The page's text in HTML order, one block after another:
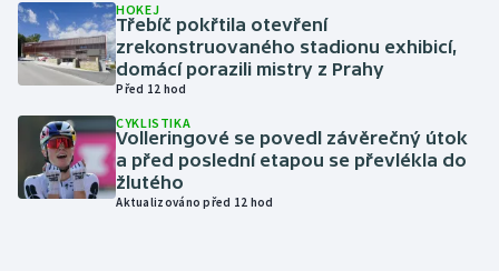
Motorsport
Olympijské hry
Parasport
Plavání
HOKEJ
Třebíč pokřtila otevření
zrekonstruovaného stadionu exhibicí,
domácí porazili mistry z Prahy
Před 12 hod
CYKLISTIKA
Volleringové se povedl závěrečný útok
a před poslední etapou se převlékla do
žlutého
Aktualizováno před 12 hod